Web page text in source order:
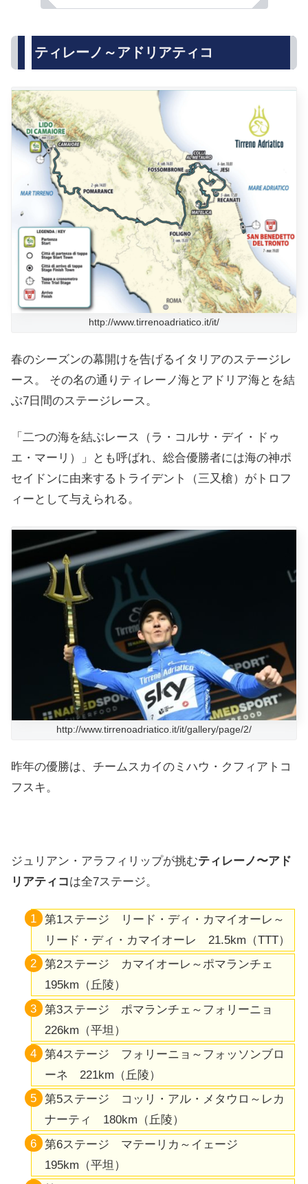
ティレーノ～アドリアティコ
http://www.tirrenoadriatico.it/it/
春のシーズンの幕開けを告げるイタリアのステージレ
ース。 その名の通りティレーノ海とアドリア海とを結
ぶ7日間のステージレース。
「二つの海を結ぶレース（ラ・コルサ・デイ・ドゥ
エ・マーリ）」とも呼ばれ、総合優勝者には海の神ポ
セイドンに由来するトライデント（三又槍）がトロフ
ィーとして与えられる。
http://www.tirrenoadriatico.it/it/gallery/page/2/
昨年の優勝は、チームスカイのミハウ・クフィアトコ
フスキ。
ジュリアン・アラフィリップが挑むティレーノ〜アド
リアティコは全7ステージ。
第1ステージ リード・ディ・カマイオーレ～
リード・ディ・カマイオーレ 21.5km（TTT）
第2ステージ カマイオーレ～ポマランチェ
195km（丘陵）
第3ステージ ポマランチェ～フォリーニョ
226km（平坦）
第4ステージ フォリーニョ～フォッソンブロ
ーネ 221km（丘陵）
第5ステージ コッリ・アル・メタウロ～レカ
ナーティ 180km（丘陵）
第6ステージ マテーリカ～イェージ
195km（平坦）